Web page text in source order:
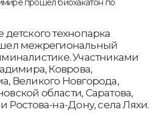
технопарка
межрегиональный
Участниками
Коврова,
Великого Новгорода,
области, Саратова,
Ростова-на-Дону, села Ляхи.